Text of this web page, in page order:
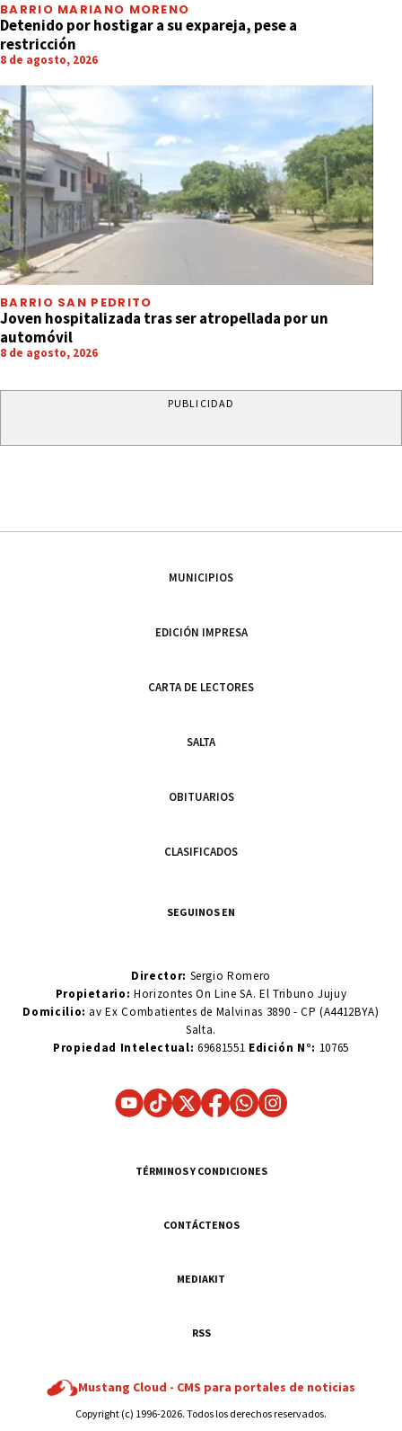
BARRIO MARIANO MORENO
Detenido por hostigar a su expareja, pese a
restricción
8 de agosto, 2026
BARRIO SAN PEDRITO
Joven hospitalizada tras ser atropellada por un
automóvil
8 de agosto, 2026
PUBLICIDAD
MUNICIPIOS
EDICIÓN IMPRESA
CARTA DE LECTORES
SALTA
OBITUARIOS
CLASIFICADOS
SEGUINOS EN
Director: Sergio Romero
Propietario:Horizontes On Line SA. El Tribuno Jujuy
Domicilio: av Ex Combatientes de Malvinas 3890 - CP (A4412BYA)
Salta.
Propiedad Intelectual: 69681551 Edición N°: 10765
TÉRMINOS Y CONDICIONES
CONTÁCTENOS
MEDIAKIT
RSS
Mustang Cloud - CMS para portales de noticias
Copyright (c) 1996-2026. Todos los derechos reservados.